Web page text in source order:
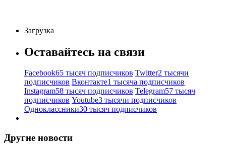
Загрузка
Оставайтесь на связи
Facebook65 тысяч подписчиков Twitter2 тысячи
подписчиков Вконтакте1 тысяча подписчиков
Instagram58 тысяч подписчиков Telegram57 тысяч
подписчиков Youtube3 тысячи подписчиков
Одноклассники30 тысяч подписчиков
Другие новости